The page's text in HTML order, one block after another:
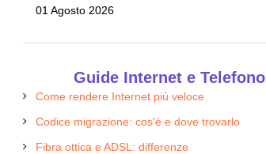
01 Agosto 2026
Guide Internet e Telefono
Come rendere Internet più veloce
Codice migrazione: cos'è e dove trovarlo
Fibra ottica e ADSL: differenze